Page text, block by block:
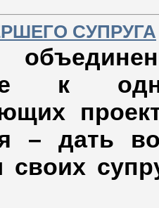
СУПРУГА
к
– дать